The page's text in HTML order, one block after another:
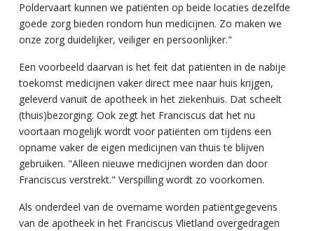
Poldervaart kunnen we patiënten op beide locaties dezelfde
goede zorg bieden rondom hun medicijnen. Zo maken we
onze zorg duidelijker, veiliger en persoonlijker."
Een voorbeeld daarvan is het feit dat patiënten in de nabije
toekomst medicijnen vaker direct mee naar huis krijgen,
geleverd vanuit de apotheek in het ziekenhuis. Dat scheelt
(thuis)bezorging. Ook zegt het Franciscus dat het nu
voortaan mogelijk wordt voor patiënten om tijdens een
opname vaker de eigen medicijnen van thuis te blijven
gebruiken. "Alleen nieuwe medicijnen worden dan door
Franciscus verstrekt." Verspilling wordt zo voorkomen.
Als onderdeel van de overname worden patiëntgegevens
van de apotheek in het Franciscus Vlietland overgedragen